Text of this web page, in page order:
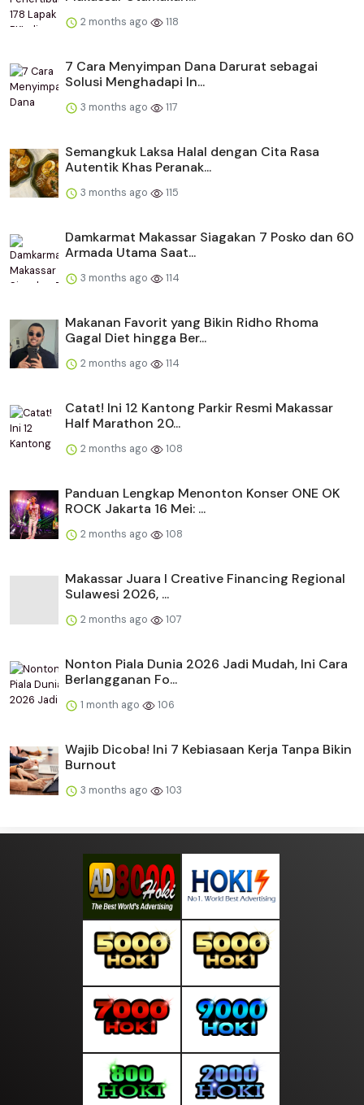
2 months ago 118
​​7 Cara Menyimpan Dana Darurat sebagai
Solusi Menghadapi In...
3 months ago 117
Semangkuk Laksa Halal dengan Cita Rasa
Autentik Khas Peranak...
3 months ago 115
Damkarmat Makassar Siagakan 7 Posko dan 60
Armada Utama Saat...
3 months ago 114
Makanan Favorit yang Bikin Ridho Rhoma
Gagal Diet hingga Ber...
2 months ago 114
Catat! Ini 12 Kantong Parkir Resmi Makassar
Half Marathon 20...
2 months ago 108
Panduan Lengkap Menonton Konser ONE OK
ROCK Jakarta 16 Mei: ...
2 months ago 108
Makassar Juara I Creative Financing Regional
Sulawesi 2026, ...
2 months ago 107
Nonton Piala Dunia 2026 Jadi Mudah, Ini Cara
Berlangganan Fo...
1 month ago 106
Wajib Dicoba! Ini 7 Kebiasaan Kerja Tanpa Bikin
Burnout
3 months ago 103